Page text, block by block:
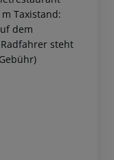
Taxistand:
dem
steht